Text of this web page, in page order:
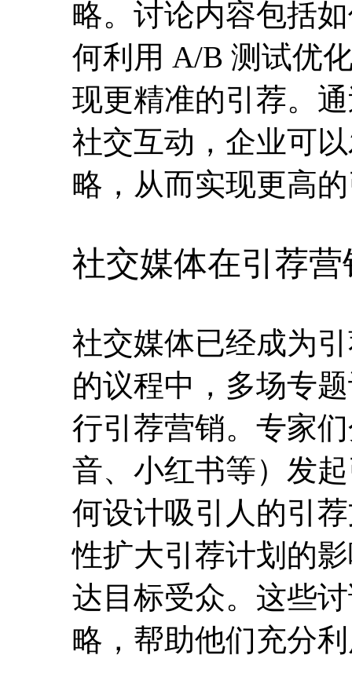
略。讨论内容包括
何利用 A/B 测试优
现更精准的引荐。
社交互动，企业可
略，从而实现更高
社交媒体在引荐
社交媒体已经成为
的议程中，多场专
行引荐营销。专家
音、小红书等）发
何设计吸引人的引
性扩大引荐计划的
达目标受众。这些
略，帮助他们充分